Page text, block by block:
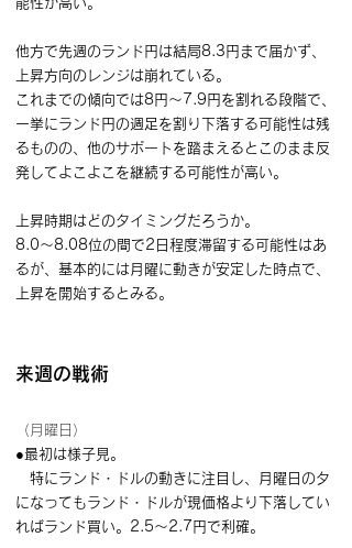
他方で先週のランド円は結局8.3円まで届かず、
上昇方向のレンジは崩れている。
これまでの傾向では8円～7.9円を割れる段階で、
一挙にランド円の週足を割り下落する可能性は残
るものの、他のサポートを踏まえるとこのまま反
発してよこよこを継続する可能性が高い。
上昇時期はどのタイミングだろうか。
8.0～8.08位の間で2日程度滞留する可能性はあ
るが、基本的には月曜に動きが安定した時点で、
上昇を開始するとみる。
来週の戦術
（月曜日）
●最初は様子見。
特にランド・ドルの動きに注目し、月曜日の夕
になってもランド・ドルが現価格より下落してい
ればランド買い。2.5～2.7円で利確。